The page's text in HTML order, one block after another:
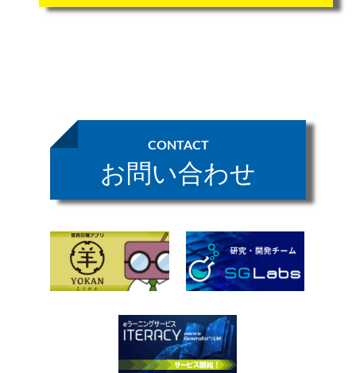
CONTACT
お問い合わせ